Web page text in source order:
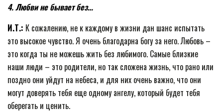
4. Любви не бывает без…
И.Т.: К сожалению, не к каждому в жизни дан шанс испытать
это высокое чувство. Я очень благодарна богу за него. Любовь –
это когда ты не можешь жить без любимого. Самые близкие
наши люди – это родители, но так сложена жизнь, что рано или
поздно они уйдут на небеса, и для них очень важно, что они
могут доверять тебя еще одному ангелу, который будет тебя
оберегать и ценить.